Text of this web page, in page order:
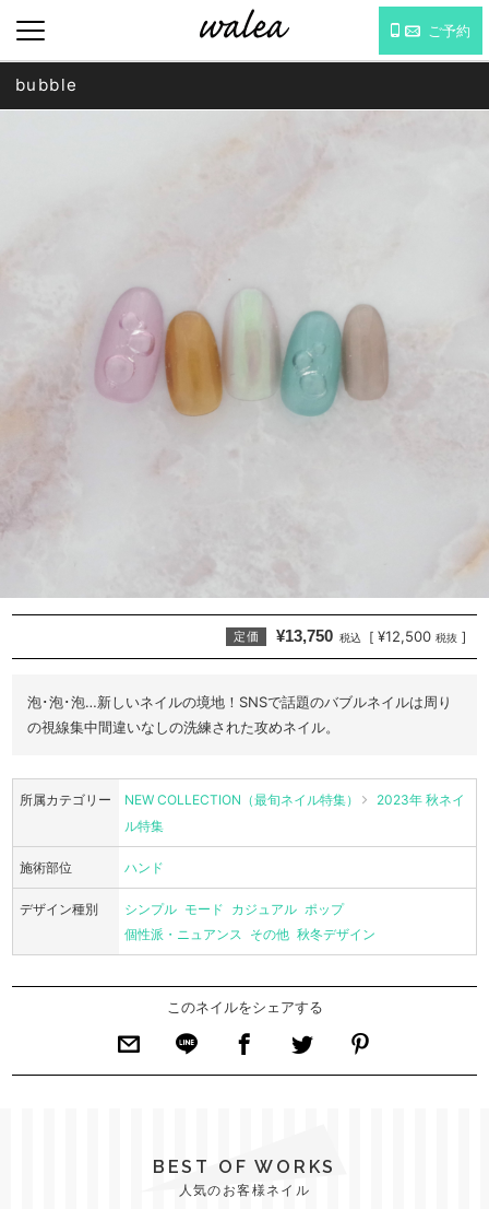
ご予約
bubble
定価 ¥13,750 税込 [ ¥12,500 税抜 ]
泡･泡･泡…新しいネイルの境地！SNSで話題のバブルネイルは周り
の視線集中間違いなしの洗練された攻めネイル。
所属カテゴリー NEW COLLECTION（最旬ネイル特集）
2023年 秋ネイ
ル特集
施術部位 ハンド
デザイン種別 シンプル モード カジュアル ポップ
個性派・ニュアンス その他 秋冬デザイン
このネイルをシェアする
BEST OF WORKS
人気のお客様ネイル